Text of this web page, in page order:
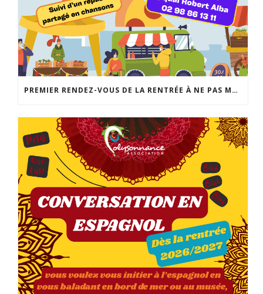
PREMIER RENDEZ-VOUS DE LA RENTRÉE À NE PAS MANQUER: LA FABRIQUE DES POSSIBLES AU LOCAL JEUNES DE POLYSONNANCE. UN MOMENT CONVIVIAL POUR RÉALISER VOS PROJETS DE SORTIES, D’ACTIVITÉS, DE SÉJOURS… INFO: 02 98 86 13 11